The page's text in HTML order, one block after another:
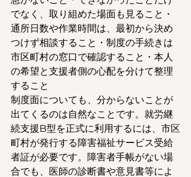
でなく、取り組めた場面も見ること・
通所日数や作業時間は、最初から決め
つけず相談すること・制度の手続きは
市区町村の窓口で確認すること・本人
の希望と支援者側の心配を分けて整理
すること
制度面についても、分からないことが
出てくるのは自然なことです。就労継
続支援B型を正式に利用するには、市区
町村が発行する障害福祉サービス受給
者証が必要です。障害者手帳がない場
合でも、医師の診断書や意見書等によ